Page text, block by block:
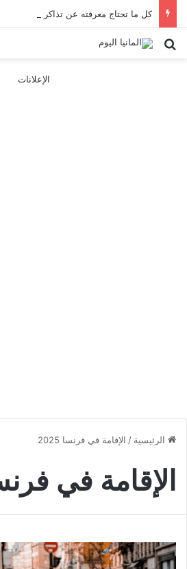
كل ما تحتاج معرفته عن تذاكر ووسائل النقل
بحث عن
الإعلانات
الرئيسية / الإقامة في فرنسا 2025
الإقامة في فرنسا